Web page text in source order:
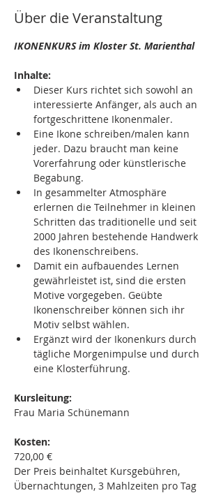
Über die Veranstaltung
IKONENKURS im Kloster St. Marienthal
Inhalte:
Dieser Kurs richtet sich sowohl an
interessierte Anfänger, als auch an
fortgeschrittene Ikonenmaler.
Eine Ikone schreiben/malen kann
jeder. Dazu braucht man keine
Vorerfahrung oder künstlerische
Begabung.
In gesammelter Atmosphäre
erlernen die Teilnehmer in kleinen
Schritten das traditionelle und seit
2000 Jahren bestehende Handwerk
des Ikonenschreibens.
Damit ein aufbauendes Lernen
gewährleistet ist, sind die ersten
Motive vorgegeben. Geübte
Ikonenschreiber können sich ihr
Motiv selbst wählen.
Ergänzt wird der Ikonenkurs durch
tägliche Morgenimpulse und durch
eine Klosterführung.
Kursleitung:
Frau Maria Schünemann
Kosten:
720,00 €
Der Preis beinhaltet Kursgebühren,
Übernachtungen, 3 Mahlzeiten pro Tag